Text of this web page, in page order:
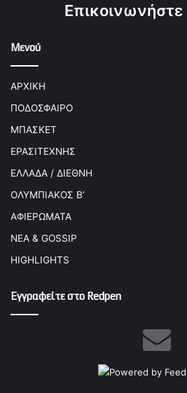
Επικοινωνήστε
Μενού
ΑΡΧΙΚΗ
ΠΟΔΟΣΦΑΙΡΟ
ΜΠΑΣΚΕΤ
ΕΡΑΣΙΤΕΧΝΗΣ
ΕΛΛΑΔΑ / ΔΙΕΘΝΗ
ΟΛΥΜΠΙΑΚΟΣ Β’
ΑΦΙΕΡΩΜΑΤΑ
ΝΕΑ & GOSSIP
HIGHLIGHTS
Εγγραφείτε στο Redpen